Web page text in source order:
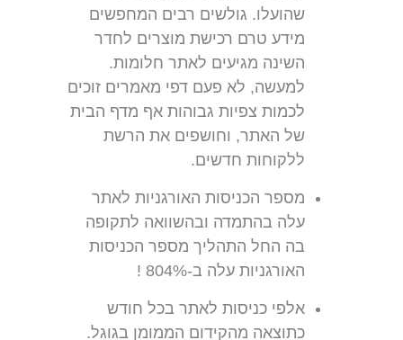
שהועלו. גולשים רבים המחפשים
מידע טרם רכישת מוצרים לחדר
השינה מגיעים לאתר חלומות.
למעשה, לא פעם דפי מאמרים זוכים
לכמות צפיות גבוהות אף מדף הבית
של האתר, וחושפים את הרשת
ללקוחות חדשים.
מספר הכניסות האורגניות לאתר
עלה בהתמדה ובהשוואה לתקופה
בה החל התהליך מספר הכניסות
האורגניות עלה ב-804% !
אלפי כניסות לאתר בכל חודש
כתוצאה מהקידום הממומן בגוגל.